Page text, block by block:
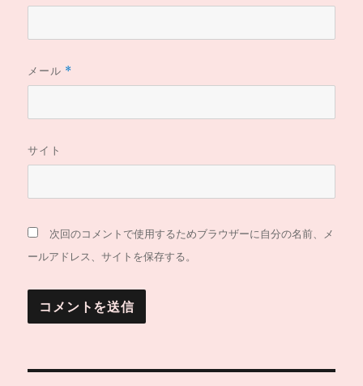
メール *
サイト
次回のコメントで使用するためブラウザーに自分の名前、メ
ールアドレス、サイトを保存する。